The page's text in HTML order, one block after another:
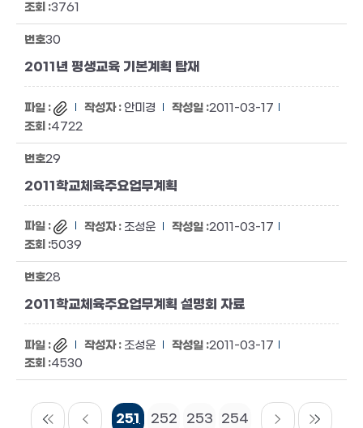
3761
30
2011년 평생교육 기본계획 탑재
안미경
2011-03-17
4722
29
2011학교체육주요업무계획
조성운
2011-03-17
5039
28
2011학교체육주요업무계획 설명회 자료
조성운
2011-03-17
4530
251 252 253 254